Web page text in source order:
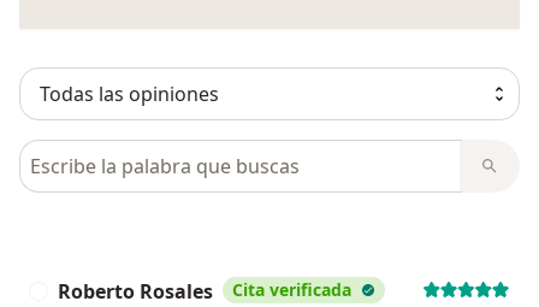
Busca en opiniones
Roberto Rosales Cita verificada